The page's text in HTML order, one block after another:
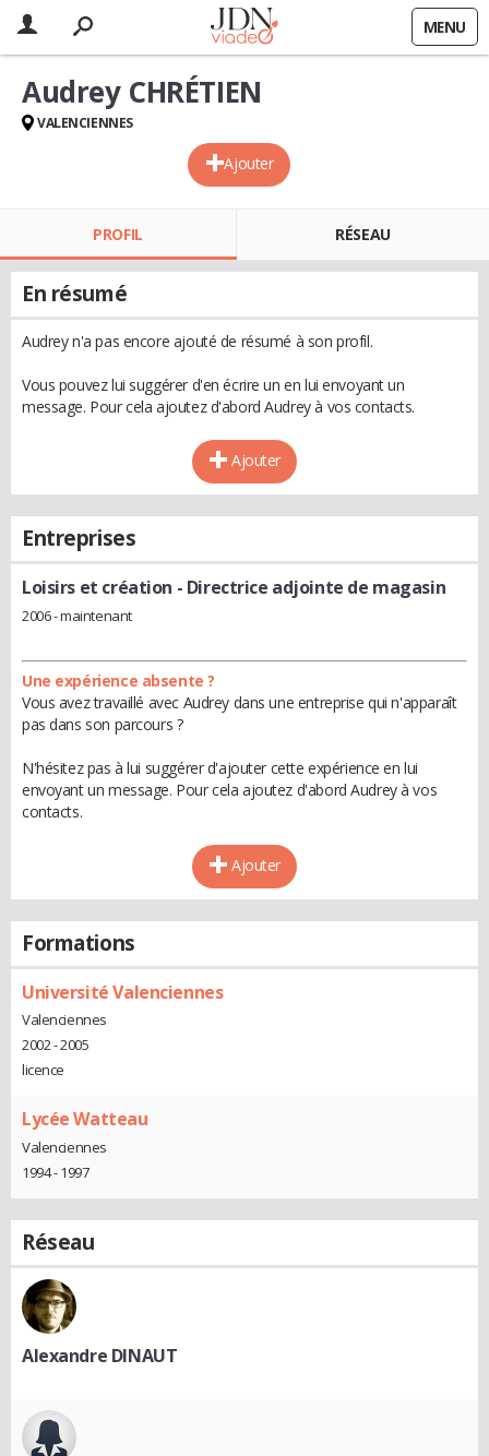
MENU
Ajouter
Audrey CHRÉTIEN
VALENCIENNES
PROFIL RÉSEAU
En résumé
Audrey n'a pas encore ajouté de résumé à son profil.
Vous pouvez lui suggérer d'en écrire un en lui envoyant un
message. Pour cela ajoutez d'abord Audrey à vos contacts.
Ajouter
Entreprises
Loisirs et création - Directrice adjointe de magasin
2006 - maintenant
Une expérience absente ?
Vous avez travaillé avec Audrey dans une entreprise qui n'apparaît
pas dans son parcours ?
N'hésitez pas à lui suggérer d'ajouter cette expérience en lui
envoyant un message. Pour cela ajoutez d'abord Audrey à vos
contacts.
Ajouter
Formations
Université Valenciennes
Valenciennes
2002 - 2005
licence
Lycée Watteau
Valenciennes
1994 - 1997
Réseau
Alexandre DINAUT